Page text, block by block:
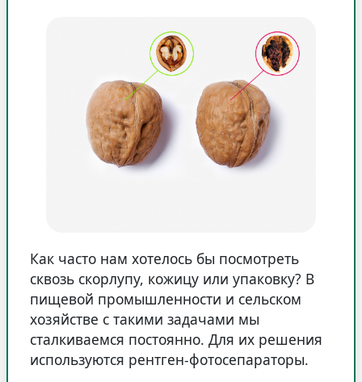
Как часто нам хотелось бы посмотреть
сквозь скорлупу, кожицу или упаковку? В
пищевой промышленности и сельском
хозяйстве с такими задачами мы
сталкиваемся постоянно. Для их решения
используются рентген-фотосепараторы.